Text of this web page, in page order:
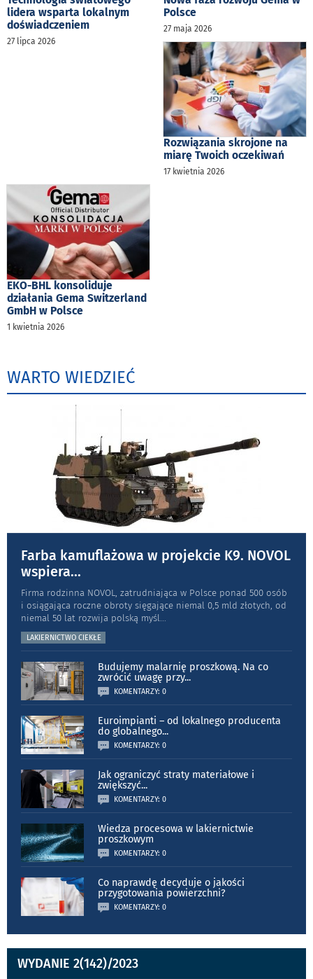
lidera wsparta lokalnym
doświadczeniem
27 lipca 2026
Polsce
27 maja 2026
Rozwiązania skrojone na
miarę Twoich oczekiwań
17 kwietnia 2026
EKO-BHL konsoliduje
działania Gema Switzerland
GmbH w Polsce
1 kwietnia 2026
WARTO WIEDZIEĆ
Farba kamuflażowa w projekcie K9. NOVOL
wspiera...
Firma rodzinna NOVOL, zatrudniająca w Polsce ponad 500 osób
i osiągająca roczne obroty sięgające niemal 0,5 mld złotych, od
niemal 50 lat rozwija polską myśl...
LAKIERNICTWO CIEKŁE
Budujemy malarnię proszkową. Na co
zwrócić uwagę przy...
KOMENTARZY: 0
Euroimpianti – od lokalnego producenta
do globalnego...
KOMENTARZY: 0
Jak ograniczyć straty materiałowe i
zwiększyć...
KOMENTARZY: 0
Wiedza procesowa w lakiernictwie
proszkowym
KOMENTARZY: 0
Co naprawdę decyduje o jakości
przygotowania powierzchni?
KOMENTARZY: 0
WYDANIE 2(142)/2023